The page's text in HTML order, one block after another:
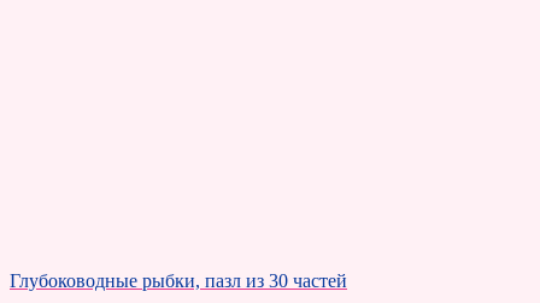
Глубоководные рыбки, пазл из 30 частей